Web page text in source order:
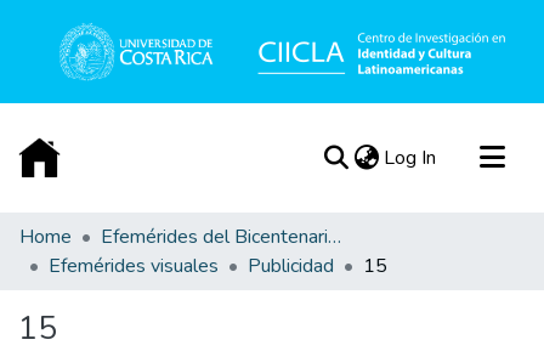
Log In (current)
Communities & Collections
All of DSpace
Statistics
Home
Efemérides del Bicentenario de la Independencia de Costa Rica
Efemérides visuales
Publicidad 15
15